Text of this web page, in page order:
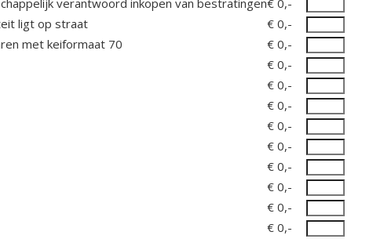
verantwoord inkopen van bestratingen€ 0,-
ligt op straat
€ 0,-
met keiformaat 70
€ 0,-
€ 0,-
€ 0,-
€ 0,-
€ 0,-
€ 0,-
€ 0,-
€ 0,-
€ 0,-
€ 0,-